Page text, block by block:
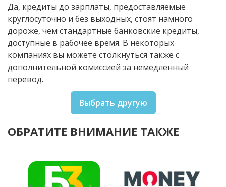
Да, кредиты до зарплаты, предоставляемые
круглосуточно и без выходных, стоят намного
дороже, чем стандартные банковские кредиты,
доступные в рабочее время. В некоторых
компаниях вы можете столкнуться также с
дополнительной комиссией за немедленный
перевод.
Выбрать другую
ОБРАТИТЕ ВНИМАНИЕ ТАКЖЕ